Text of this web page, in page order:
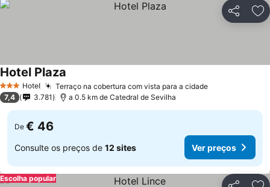
Partilhar
3 EstrelasHotel Terraço na cobertura com vista para a cidadeVer preços
Hotel Plaza
7,4 3.781 a 0.5 km de Catedral de Sevilha
De € 46
Consulte os preços de 12 sites Ver preços
Escolha popular